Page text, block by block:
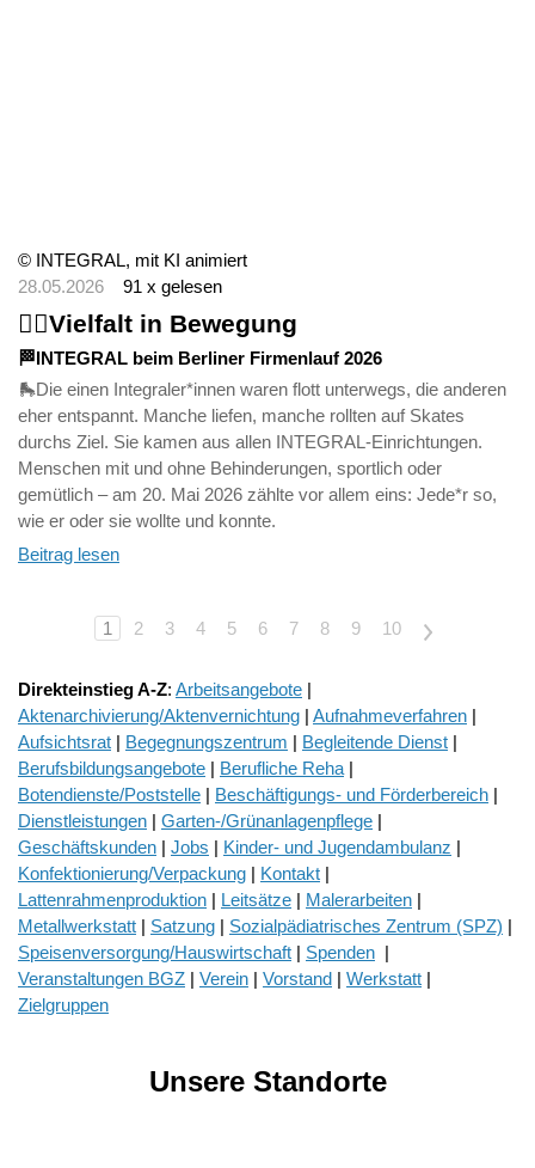
© INTEGRAL, mit KI animiert
28.05.2026 91 x gelesen
🏃‍♀️Vielfalt in Bewegung
🏁INTEGRAL beim Berliner Firmenlauf 2026
🛼Die einen Integraler*innen waren flott unterwegs, die anderen
eher entspannt. Manche liefen, manche rollten auf Skates
durchs Ziel. Sie kamen aus allen INTEGRAL-Einrichtungen.
Menschen mit und ohne Behinderungen, sportlich oder
gemütlich – am 20. Mai 2026 zählte vor allem eins: Jede*r so,
wie er oder sie wollte und konnte.
Beitrag lesen
1 2 3 4 5 6 7 8 9 10 >
Direkteinstieg A-Z: Arbeitsangebote |
Aktenarchivierung/Aktenvernichtung | Aufnahmeverfahren |
Aufsichtsrat | Begegnungszentrum | Begleitende Dienst |
Berufsbildungsangebote | Berufliche Reha |
Botendienste/Poststelle | Beschäftigungs- und Förderbereich |
Dienstleistungen | Garten-/Grünanlagenpflege |
Geschäftskunden | Jobs | Kinder- und Jugendambulanz |
Konfektionierung/Verpackung | Kontakt |
Lattenrahmenproduktion | Leitsätze | Malerarbeiten |
Metallwerkstatt | Satzung | Sozialpädiatrisches Zentrum (SPZ) |
Speisenversorgung/Hauswirtschaft | Spenden |
Veranstaltungen BGZ | Verein | Vorstand | Werkstatt |
Zielgruppen
Unsere Standorte